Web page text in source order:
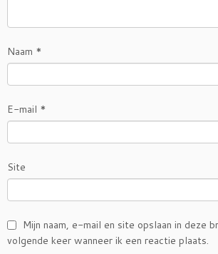
Naam *
E-mail *
Site
Mijn naam, e-mail en site opslaan in deze
volgende keer wanneer ik een reactie plaats.